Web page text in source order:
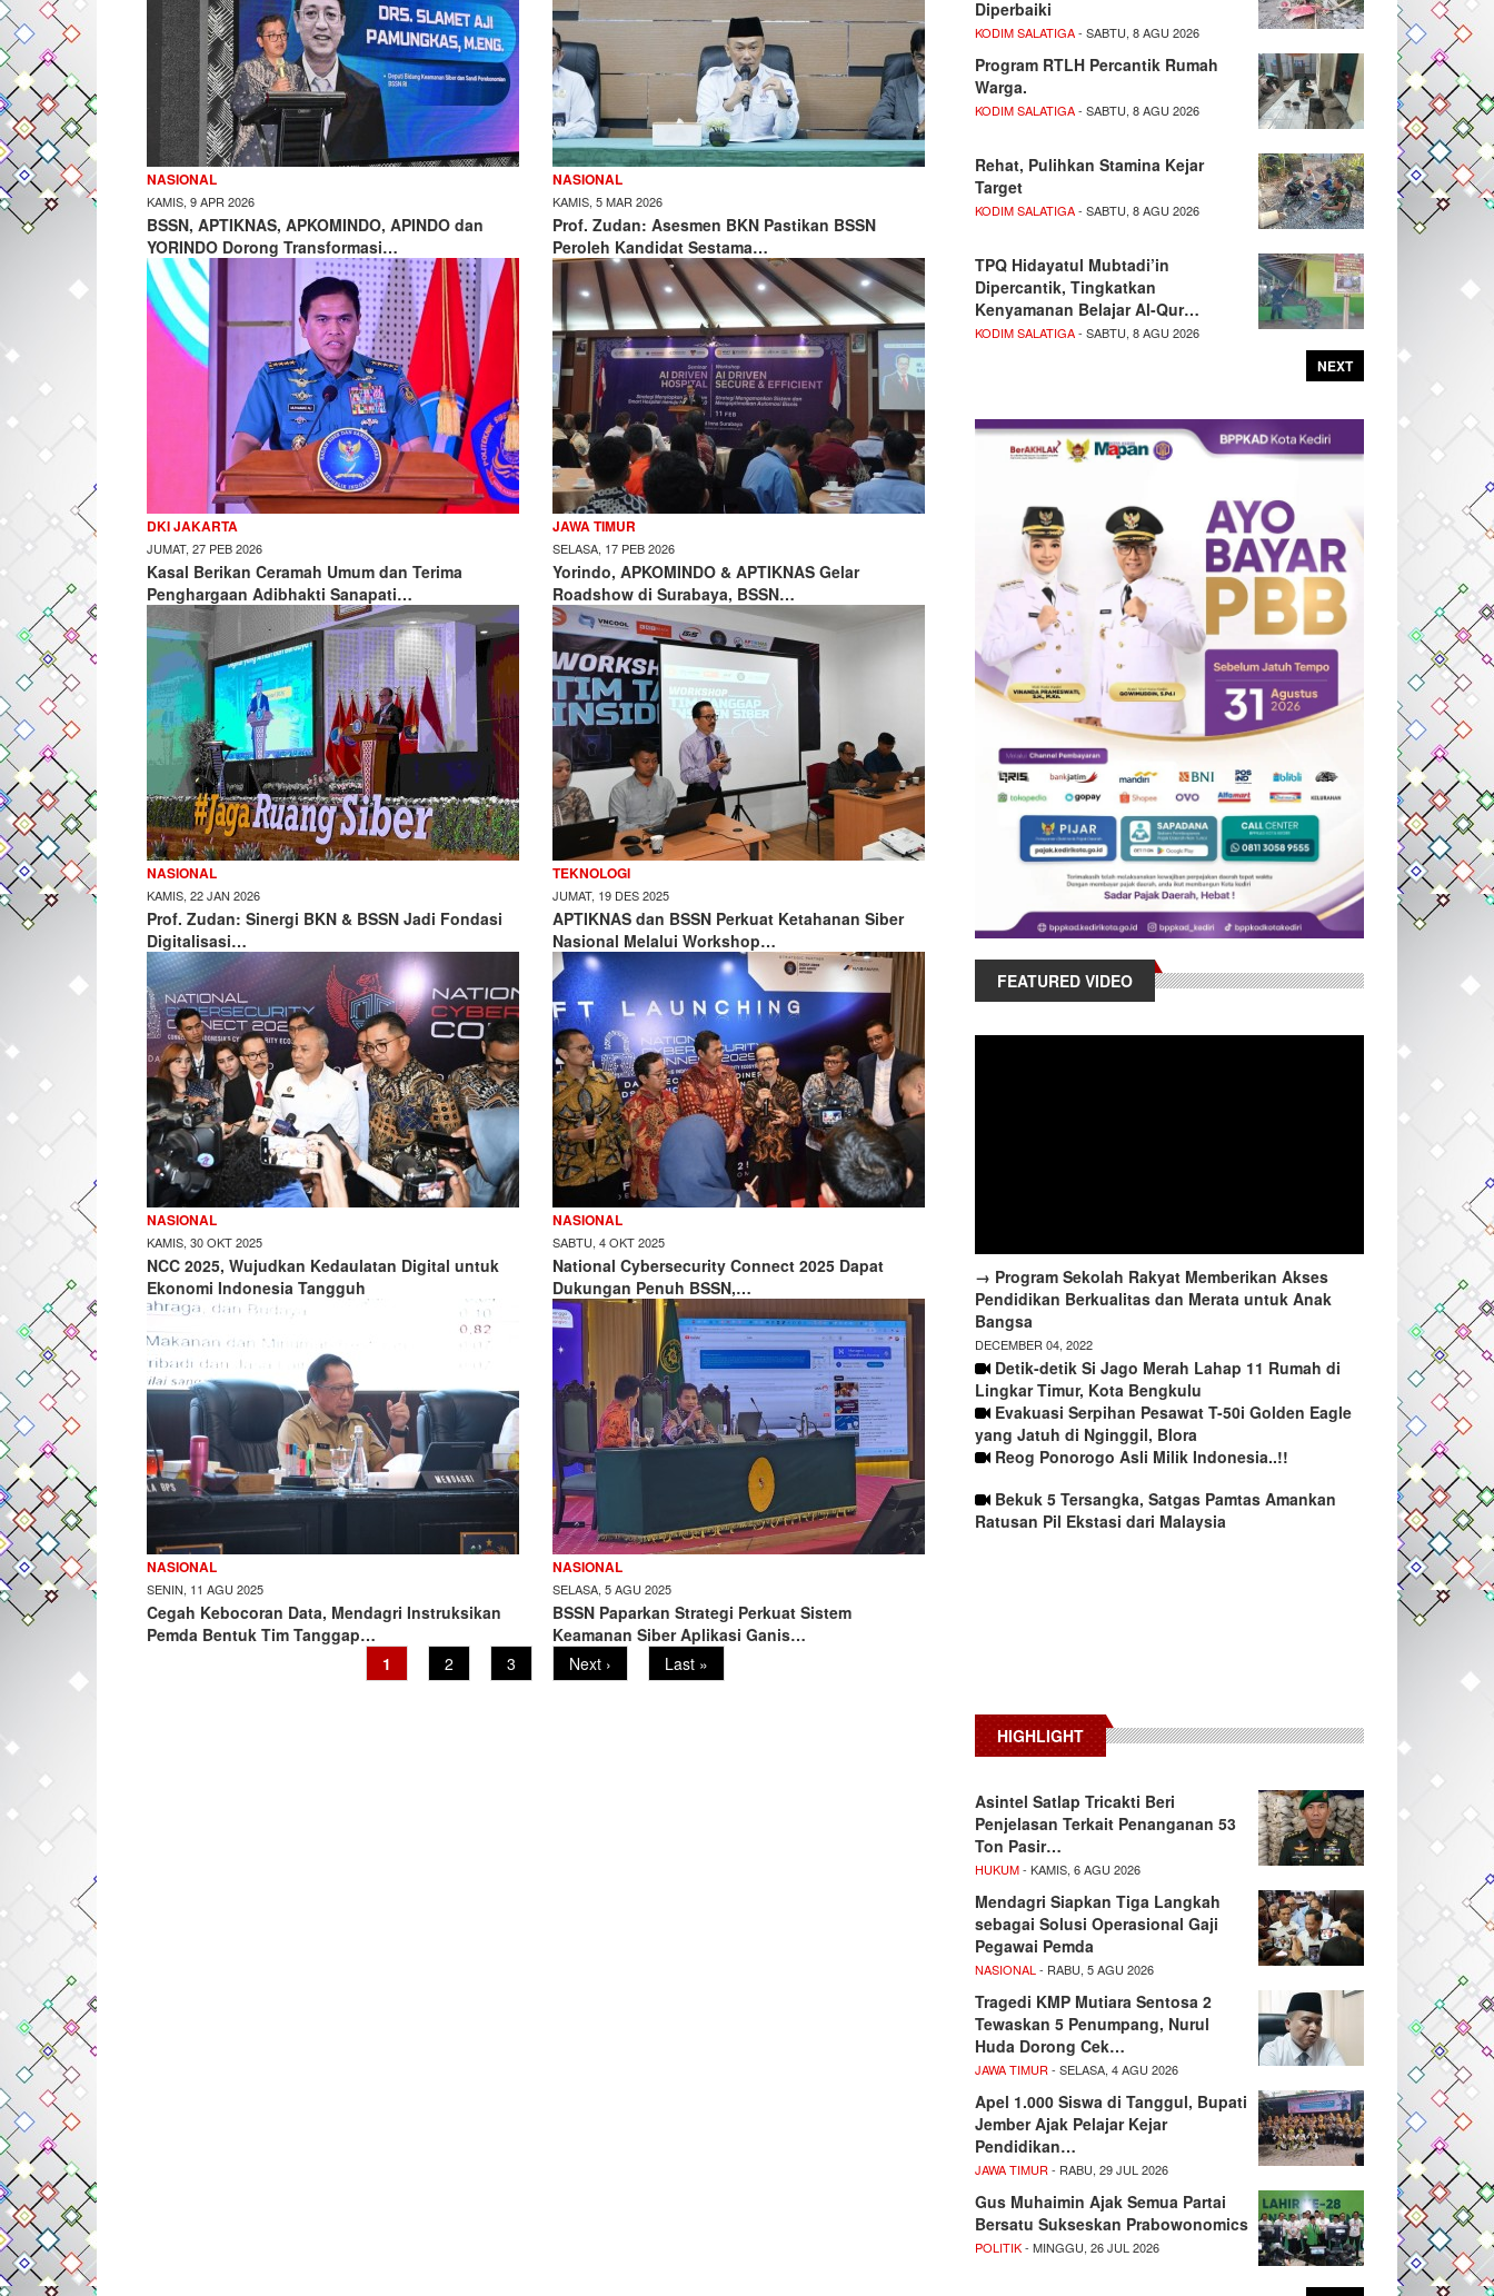
NASIONAL
KAMIS, 9 APR 2026
BSSN, APTIKNAS, APKOMINDO, APINDO dan
YORINDO Dorong Transformasi…
NASIONAL
KAMIS, 5 MAR 2026
Prof. Zudan: Asesmen BKN Pastikan BSSN
Peroleh Kandidat Sestama…
DKI JAKARTA
JUMAT, 27 PEB 2026
Kasal Berikan Ceramah Umum dan Terima
Penghargaan Adibhakti Sanapati…
JAWA TIMUR
SELASA, 17 PEB 2026
Yorindo, APKOMINDO & APTIKNAS Gelar
Roadshow di Surabaya, BSSN…
NASIONAL
KAMIS, 22 JAN 2026
Prof. Zudan: Sinergi BKN & BSSN Jadi Fondasi
Digitalisasi…
TEKNOLOGI
JUMAT, 19 DES 2025
APTIKNAS dan BSSN Perkuat Ketahanan Siber
Nasional Melalui Workshop…
NASIONAL
KAMIS, 30 OKT 2025
NCC 2025, Wujudkan Kedaulatan Digital untuk
Ekonomi Indonesia Tangguh
NASIONAL
SABTU, 4 OKT 2025
National Cybersecurity Connect 2025 Dapat
Dukungan Penuh BSSN,…
NASIONAL
SENIN, 11 AGU 2025
Cegah Kebocoran Data, Mendagri Instruksikan
Pemda Bentuk Tim Tanggap…
NASIONAL
SELASA, 5 AGU 2025
BSSN Paparkan Strategi Perkuat Sistem
Keamanan Siber Aplikasi Ganis…
Current
page
1 Page
2 Page
3
Next
page
Next ›
Last
page
Last »
Diperbaiki
KODIM SALATIGA- SABTU, 8 AGU 2026
Program RTLH Percantik Rumah
Warga.
KODIM SALATIGA- SABTU, 8 AGU 2026
Rehat, Pulihkan Stamina Kejar
Target
KODIM SALATIGA- SABTU, 8 AGU 2026
TPQ Hidayatul Mubtadi’in
Dipercantik, Tingkatkan
Kenyamanan Belajar Al-Qur…
KODIM SALATIGA- SABTU, 8 AGU 2026
NEXT
FEATURED VIDEO
→ Program Sekolah Rakyat Memberikan Akses
Pendidikan Berkualitas dan Merata untuk Anak
Bangsa
DECEMBER 04, 2022
Detik-detik Si Jago Merah Lahap 11 Rumah di
Lingkar Timur, Kota Bengkulu
Evakuasi Serpihan Pesawat T-50i Golden Eagle
yang Jatuh di Nginggil, Blora
Reog Ponorogo Asli Milik Indonesia..!!
Bekuk 5 Tersangka, Satgas Pamtas Amankan
Ratusan Pil Ekstasi dari Malaysia
HIGHLIGHT
Asintel Satlap Tricakti Beri
Penjelasan Terkait Penanganan 53
Ton Pasir…
HUKUM- KAMIS, 6 AGU 2026
Mendagri Siapkan Tiga Langkah
sebagai Solusi Operasional Gaji
Pegawai Pemda
NASIONAL - RABU, 5 AGU 2026
Tragedi KMP Mutiara Sentosa 2
Tewaskan 5 Penumpang, Nurul
Huda Dorong Cek…
JAWA TIMUR - SELASA, 4 AGU 2026
Apel 1.000 Siswa di Tanggul, Bupati
Jember Ajak Pelajar Kejar
Pendidikan…
JAWA TIMUR - RABU, 29 JUL 2026
Gus Muhaimin Ajak Semua Partai
Bersatu Sukseskan Prabowonomics
POLITIK- MINGGU, 26 JUL 2026